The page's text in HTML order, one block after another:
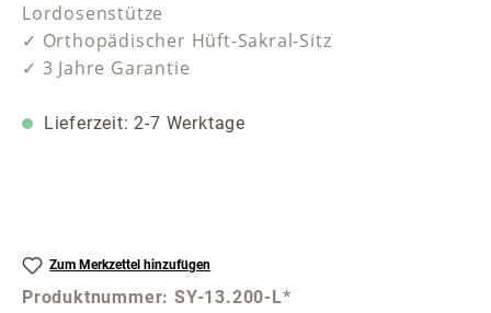
Lordosenstütze
✓ Orthopädischer Hüft-Sakral-Sitz
✓ 3 Jahre Garantie
Lieferzeit: 2-7 Werktage
Zum Merkzettel hinzufügen
Produktnummer:SY-13.200-L*